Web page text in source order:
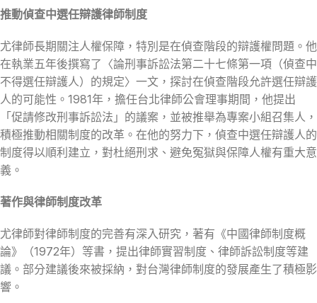
推動偵查中選任辯護律師制度
尤律師長期關注人權保障，特別是在偵查階段的辯護權問題。他
在執業五年後撰寫了〈論刑事訴訟法第二十七條第一項（偵查中
不得選任辯護人）的規定〉一文，探討在偵查階段允許選任辯護
人的可能性。1981年，擔任台北律師公會理事期間，他提出
「促請修改刑事訴訟法」的議案，並被推舉為專案小組召集人，
積極推動相關制度的改革。在他的努力下，偵查中選任辯護人的
制度得以順利建立，對杜絕刑求、避免冤獄與保障人權有重大意
義。
著作與律師制度改革
尤律師對律師制度的完善有深入研究，著有《中國律師制度概
論》（1972年）等書，提出律師實習制度、律師訴訟制度等建
議。部分建議後來被採納，對台灣律師制度的發展產生了積極影
響。